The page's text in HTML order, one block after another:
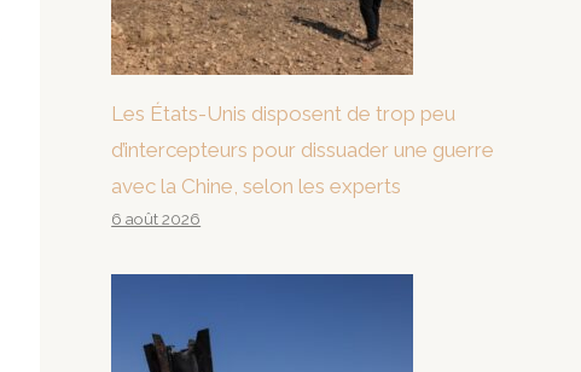
Les États-Unis disposent de trop peu
d’intercepteurs pour dissuader une guerre
avec la Chine, selon les experts
6 août 2026